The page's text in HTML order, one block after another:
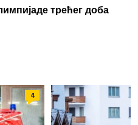
трећег доба
4